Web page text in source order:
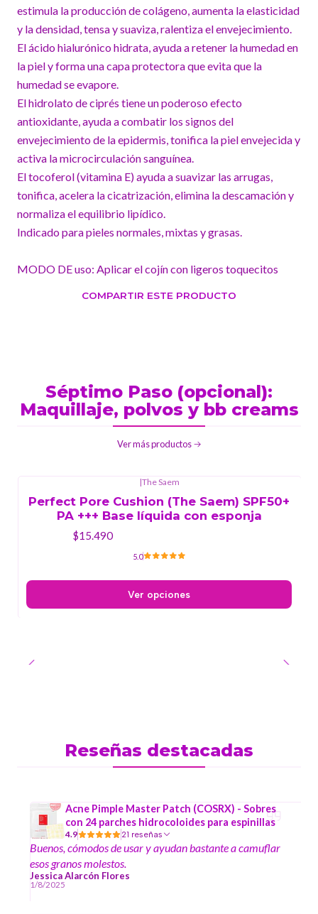
estimula la producción de colágeno, aumenta la elasticidad
y la densidad, tensa y suaviza, ralentiza el envejecimiento.
El ácido hialurónico hidrata, ayuda a retener la humedad en
la piel y forma una capa protectora que evita que la
humedad se evapore.
El hidrolato de ciprés tiene un poderoso efecto
antioxidante, ayuda a combatir los signos del
envejecimiento de la epidermis, tonifica la piel envejecida y
activa la microcirculación sanguínea.
El tocoferol (vitamina E) ayuda a suavizar las arrugas,
tonifica, acelera la cicatrización, elimina la descamación y
normaliza el equilibrio lipídico.
Indicado para pieles normales, mixtas y grasas.
MODO DE uso: Aplicar el cojín con ligeros toquecitos
COMPARTIR ESTE PRODUCTO
Séptimo Paso (opcional):
Maquillaje, polvos y bb creams
Ver más productos
|The Saem
Perfect Pore Cushion (The Saem) SPF50+
PA +++ Base líquida con esponja
$15.490
5.0
Ver opciones
Reseñas destacadas
Acne Pimple Master Patch (COSRX) - Sobres
con 24 parches hidrocoloides para espinillas
4.9 21 reseñas
Buenos, cómodos de usar y ayudan bastante a camuflar
esos granos molestos.
Jessica Alarcón Flores
1/8/2025